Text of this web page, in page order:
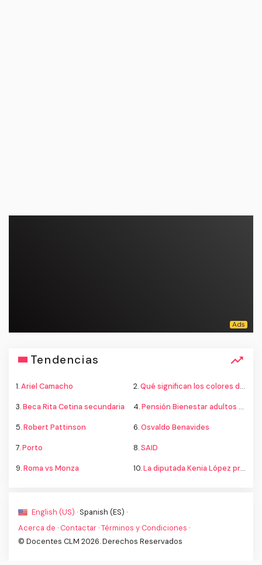
Tendencias
1.Ariel Camacho 2.Qué significan los colores de la bandera
3.Beca Rita Cetina secundaria 4.Pensión Bienestar adultos mayores
5.Robert Pattinson 6.Osvaldo Benavides
7.Porto 8.SAID
9.Roma vs Monza 10.La diputada Kenia López propone cambiar el nombre del país a México
English (US) · Spanish (ES) ·
Acerca de · Contactar ·Términos y Condiciones ·
© Docentes CLM 2026. Derechos Reservados